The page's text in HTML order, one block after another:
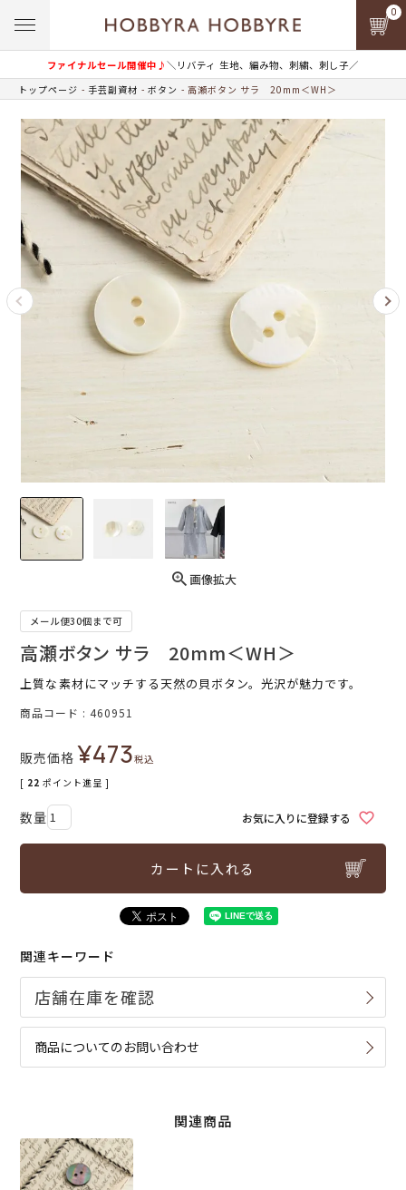
ファイナルセール開催中♪＼リバティ 生地、編み物、刺繍、刺し子／
0
トップページ 手芸副資材 ボタン 高瀬ボタン サラ 20mm＜WH＞
画像拡大
メール便30個まで可
高瀬ボタン サラ 20mm＜WH＞
上質な素材にマッチする天然の貝ボタン。光沢が魅力です。
商品コード 460951
販売価格 ¥473税込
[ 22 ポイント進呈 ]
お気に入りに登録する
カートに入れる
関連キーワード
商品についてのお問い合わせ
関連商品